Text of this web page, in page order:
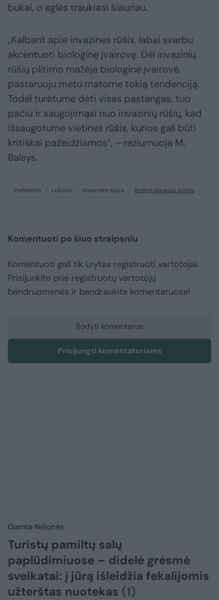
bukai, o eglės traukiasi šiauriau.
„Kalbant apie invazines rūšis, labai svarbu
akcentuoti biologinę įvairovę. Dėl invazinių
rūšių plitimo mažėja biologinė įvairovė,
pastaruoju metu matome tokią tendenciją.
Todėl turėtume dėti visas pastangas, tuo
pačiu ir saugojimąsi nuo invazinių rūšių, kad
išsaugotume vietines rūšis, kurios gali būti
kritiškai pažeidžiamos“, – reziumuoja M.
Balsys.
meškėnas Lubinai invazinės rūšys Rodyti daugiau žymių
Komentuoti po šiuo straipsniu
Komentuoti gali tik Lrytas registruoti vartotojai.
Prisijunkite prie registruotų vartotojų
bendruomenės ir bendraukite komentaruose!
Rodyti komentarus
Prisijungti komentatoriams
Gamta Kelionės
Turistų pamiltų salų
paplūdimiuose – didelė grėsmė
sveikatai: į jūrą išleidžia fekalijomis
užterštas nuotekas (1)